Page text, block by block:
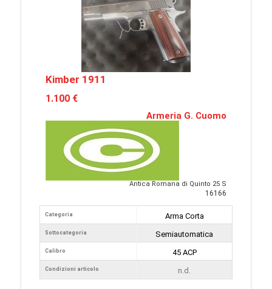
Kimber 1911
1.100 €
Armeria G. Cuomo
Antica Romana di Quinto 25 S
16166
Categoria
Sottocategoria
Calibro
Condizioni articolo
Arma Corta
Semiautomatica
45 ACP
n.d.